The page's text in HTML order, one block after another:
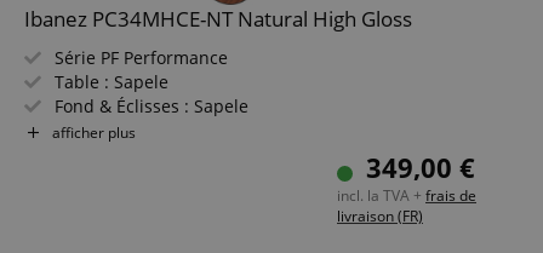
Ibanez PC34MHCE-NT Natural High Gloss
Série PF Performance
Table : Sapele
Fond & Éclisses : Sapele
Touche/Manche : Purpleheart / Okoume
Électronique : micro Ibanez Undersaddle, préampli
Ibanez AEQ-2T avec accordeur intégré
Couleur & Finition : Natural High Gloss
afficher plus
349,00 €
incl. la TVA + frais de
livraison (FR)